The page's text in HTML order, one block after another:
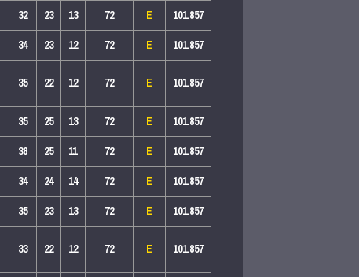
32 23 13 72 E
101.857
34 23 12 72 E
101.857
35 22 12 72 E
101.857
35 25 13 72 E
101.857
36 25 11 72 E
101.857
34 24 14 72 E
101.857
35 23 13 72 E
101.857
33 22 12 72 E
101.857